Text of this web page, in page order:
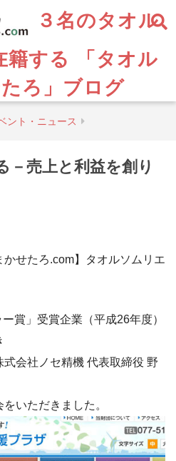
３名のタオル
籍する 「タオル
ろ」ブログ
ント・ニュース
－売上と利益を創り
せたろ.com】タオルソムリエ
賞」受賞企業（平成26年度）
会社ノセ精機 代表取締役 野
いただきました。